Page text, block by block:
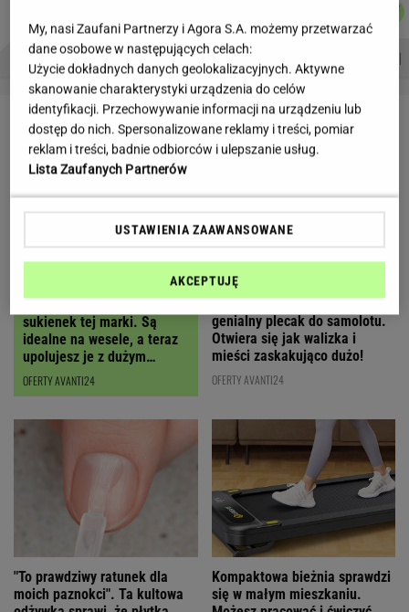
PROBLEMY POLSKICH SIATKARZY ZNAK Z '30'
LETNIE OKAZJE
sukienek tej marki. Są
idealne na wesele, a teraz
upolujesz je z dużym
RABATEM
OFERTY AVANTI24
Polska marka stworzyła
genialny plecak do samolotu.
Otwiera się jak walizka i
mieści zaskakująco dużo!
OFERTY AVANTI24
"To prawdziwy ratunek dla
moich paznokci". Ta kultowa
Kompaktowa bieżnia sprawdzi
się w małym mieszkaniu.
My, nasi Zaufani Partnerzy i Agora S.A. możemy przetwarzać
dane osobowe w następujących celach:
Użycie dokładnych danych geolokalizacyjnych. Aktywne
skanowanie charakterystyki urządzenia do celów
identyfikacji. Przechowywanie informacji na urządzeniu lub
dostęp do nich. Spersonalizowane reklamy i treści, pomiar
reklam i treści, badnie odbiorców i ulepszanie usług.
Lista Zaufanych Partnerów
USTAWIENIA ZAAWANSOWANE
AKCEPTUJĘ